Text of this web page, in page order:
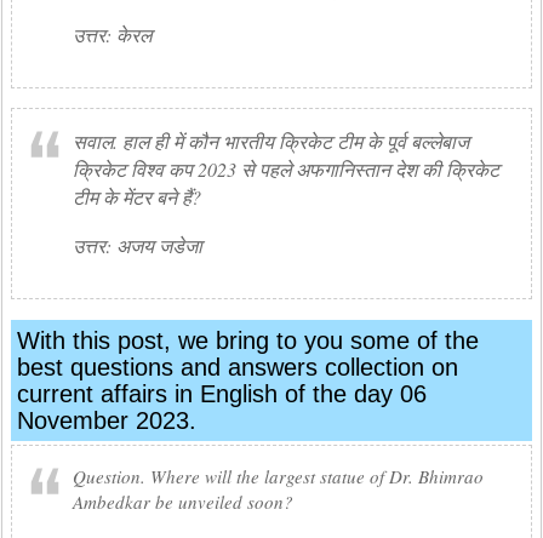
उत्तर: केरल
सवाल. हाल ही में कौन भारतीय क्रिकेट टीम के पूर्व बल्लेबाज
क्रिकेट विश्व कप 2023 से पहले अफगानिस्तान देश की क्रिकेट
टीम के मेंटर बने हैं?
उत्तर: अजय जडेजा
With this post, we bring to you some of the
best questions and answers collection on
current affairs in English of the day 06
November 2023.
Question. Where will the largest statue of Dr. Bhimrao
Ambedkar be unveiled soon?